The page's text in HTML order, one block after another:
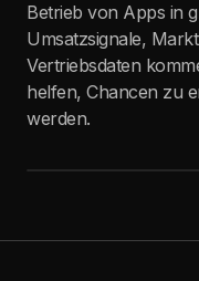
Betrieb von Apps in
Umsatzsignale,
Vertriebsdaten
helfen, Chancen zu
werden.